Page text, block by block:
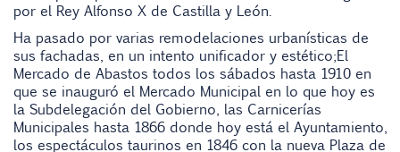
por el Rey Alfonso X de Castilla y León.
Ha pasado por varias remodelaciones urbanísticas de
sus fachadas, en un intento unificador y estético;El
Mercado de Abastos todos los sábados hasta 1910 en
que se inauguró el Mercado Municipal en lo que hoy es
la Subdelegación del Gobierno, las Carnicerías
Municipales hasta 1866 donde hoy está el Ayuntamiento,
los espectáculos taurinos en 1846 con la nueva Plaza de